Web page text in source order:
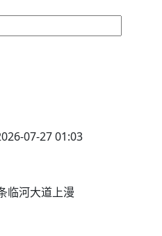
07-27 01:03
临河大道上漫